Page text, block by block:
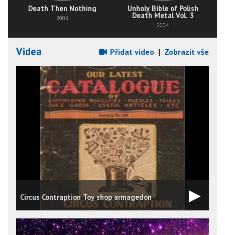
Death Then Nothing
2009
Unholy Bible of Polish
Death Metal Vol. 3
2004
Videa Přidat video | Zobrazit vše
Circus Contraption Toy shop armagedon